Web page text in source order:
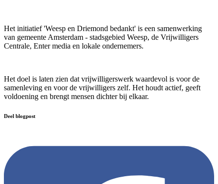
Het initiatief 'Weesp en Driemond bedankt' is een samenwerking
van gemeente Amsterdam - stadsgebied Weesp, de Vrijwilligers
Centrale, Enter media en lokale ondernemers.
Het doel is laten zien dat vrijwilligerswerk waardevol is voor de
samenleving en voor de vrijwilligers zelf. Het houdt actief, geeft
voldoening en brengt mensen dichter bij elkaar.
Deel blogpost